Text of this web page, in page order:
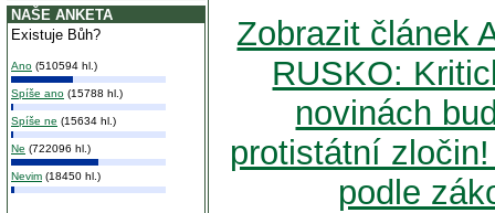
NAŠE ANKETA
Existuje Bůh?
Ano (510594 hl.)
Spíše ano (15788 hl.)
Spíše ne (15634 hl.)
Ne (722096 hl.)
Nevim (18450 hl.)
Zobrazit článek
RUSKO:
novinách
protistátní
podle